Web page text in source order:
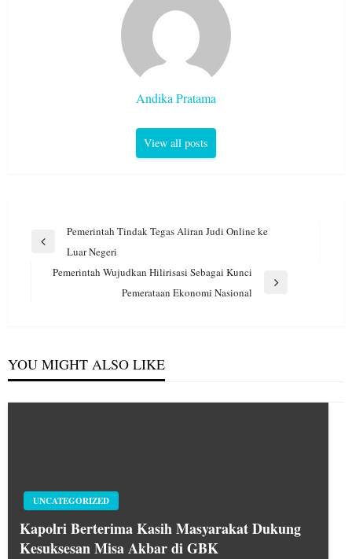
Andika Pratama
View all posts
Navigasi
Previous
Pemerintah Tindak Tegas Aliran Judi Online ke
Luar Negeri
Pemerintah Wujudkan Hilirisasi Sebagai Kunci
Pemerataan Ekonomi Nasional
YOU MIGHT ALSO LIKE
UNCATEGORIZED
Kapolri Berterima Kasih Masyarakat Dukung
Kesuksesan Misa Akbar di GBK